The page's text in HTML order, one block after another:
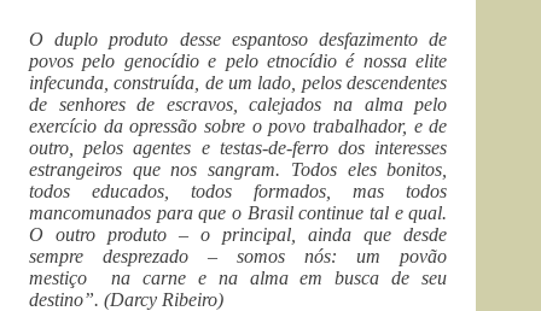
O duplo produto desse espantoso desfazimento de
povos pelo genocídio e pelo etnocídio é nossa elite
infecunda, construída, de um lado, pelos descendentes
de senhores de escravos, calejados na alma pelo
exercício da opressão sobre o povo trabalhador, e de
outro, pelos agentes e testas-de-ferro dos interesses
estrangeiros que nos sangram. Todos eles bonitos,
todos educados, todos formados, mas todos
mancomunados para que o Brasil continue tal e qual.
O outro produto – o principal, ainda que desde
sempre desprezado – somos nós: um povão
mestiço na carne e na alma em busca de seu
destino”. (Darcy Ribeiro)